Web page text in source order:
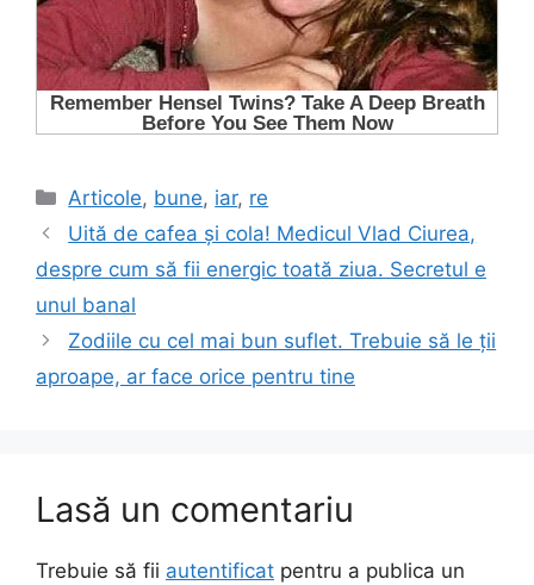
Categorii
Articole, bune, iar, re
Uită de cafea şi cola! Medicul Vlad Ciurea,
despre cum să fii energic toată ziua. Secretul e
unul banal
Zodiile cu cel mai bun suflet. Trebuie să le ţii
aproape, ar face orice pentru tine
Lasă un comentariu
Trebuie să fii autentificat pentru a publica un